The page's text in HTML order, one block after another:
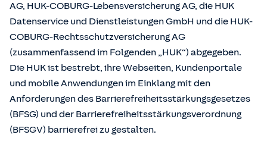
AG, HUK-COBURG-Lebensversicherung AG, die HUK
Datenservice und Dienstleistungen GmbH und die HUK-
COBURG-Rechtsschutzversicherung AG
(zusammenfassend im Folgenden „HUK“) abgegeben.
Die HUK ist bestrebt, ihre Webseiten, Kundenportale
und mobile Anwendungen im Einklang mit den
Anforderungen des Barrierefreiheitsstärkungsgesetzes
(BFSG) und der Barrierefreiheitsstärkungsverordnung
(BFSGV) barrierefrei zu gestalten.